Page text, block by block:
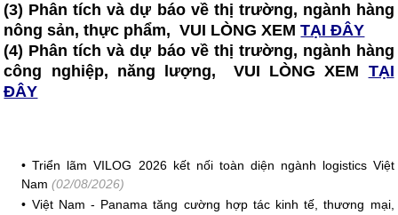
(3) Phân tích và dự báo về thị trường, ngành hàng
nông sản, thực phẩm, VUI LÒNG XEMTẠI ĐÂY
(4) Phân tích và dự báo về thị trường, ngành hàng
công nghiệp, năng lượng, VUI LÒNG XEM TẠI
ĐÂY
•Triển lãm VILOG 2026 kết nối toàn diện ngành logistics Việt
Nam (02/08/2026)
• Việt Nam - Panama tăng cường hợp tác kinh tế, thương mại,